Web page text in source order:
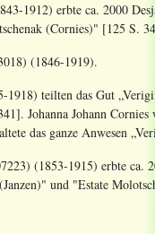
1912) erbte ca. 2000
(Cornies)" [125 S.
(1846-1919).
1918) teilten das Gut
Johanna Johann
das ganze Anwesen
(1853-1915) erbte
und "Estate